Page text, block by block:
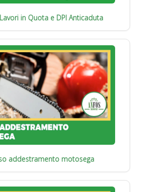
in Quota e DPI Anticaduta
addestramento motosega